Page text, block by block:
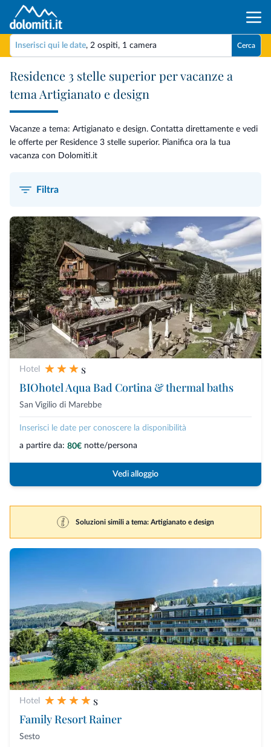
Inserisci qui le date, 2 ospiti, 1 camera Cerca
Residence 3 stelle superior per vacanze a
tema Artigianato e design
Vacanze a tema: Artigianato e design. Contatta direttamente e vedi
le offerte per Residence 3 stelle superior. Pianifica ora la tua
vacanza con Dolomiti.it
Filtra
Hotel
s
BIOhotel Aqua Bad Cortina & thermal baths
San Vigilio di Marebbe
Inserisci le date per conoscere la disponibilità
a partire da: 80€ notte/persona
Vedi alloggio
Soluzioni simili a tema: Artigianato e design
Hotel
s
Family Resort Rainer
Sesto